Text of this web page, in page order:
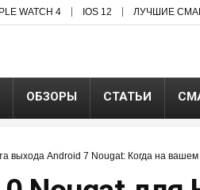
WATCH 4 IOS 12 ЛУЧШИЕ
ОБЗОРЫ СТАТЬИ
выхода Android 7 Nougat: Когда на